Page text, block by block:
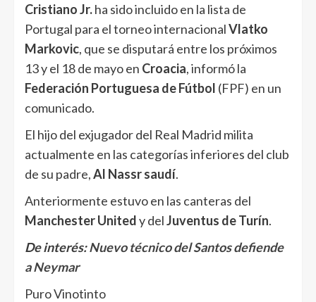
Cristiano Jr.ha sido incluido en la lista de
Portugal para el torneo internacionalVlatko
Markovic, que se disputará entre los próximos
13 y el 18 de mayo en Croacia, informó la
Federación Portuguesa de Fútbol (FPF) en un
comunicado.
El hijo del exjugador del Real Madrid milita
actualmente en las categorías inferiores del club
de su padre,Al Nassr saudí.
Anteriormente estuvo en las canteras del
Manchester Unitedy delJuventus de Turín.
De interés:Nuevo técnico del Santos defiende
a Neymar
Puro Vinotinto